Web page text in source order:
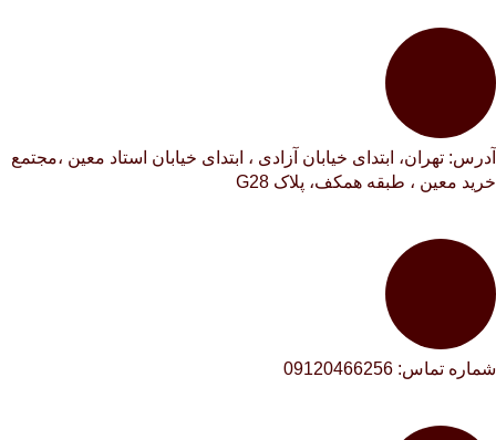
آدرس: تهران، ابتدای خیابان آزادی ،‌ ابتدای خیابان استاد معین ،مجتمع
خرید معین ،‌ طبقه همکف،‌ پلاک G28
شماره تماس: 09120466256